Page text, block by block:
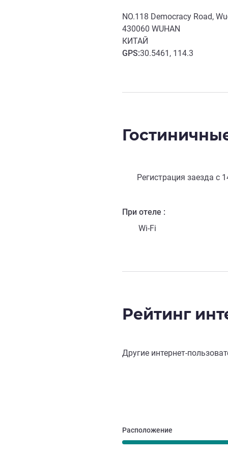
NO.118 Democracy Road,
430060 WUHAN
КИТАЙ
GPS:30.5461, 114.3
Регистрация заезда с
При отеле
Wi-Fi
Рейтинг
Другие интернет-
Расположение